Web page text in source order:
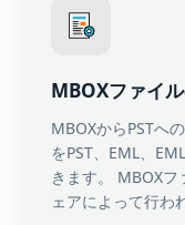
MBOXファイ
MBOXからPSTへ
をPST、EML、
きます。 MBOX
ェアによって行わ